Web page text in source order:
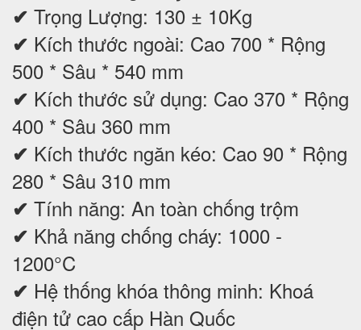
✔ Trọng Lượng: 130 ± 10Kg
✔ Kích thước ngoài: Cao 700 * Rộng
500 * Sâu * 540 mm
✔ Kích thước sử dụng: Cao 370 * Rộng
400 * Sâu 360 mm
✔ Kích thước ngăn kéo: Cao 90 * Rộng
280 * Sâu 310 mm
✔ Tính năng: An toàn chống trộm
✔ Khả năng chống cháy: 1000 -
1200°C
✔ Hệ thống khóa thông minh: Khoá
điện tử cao cấp Hàn Quốc